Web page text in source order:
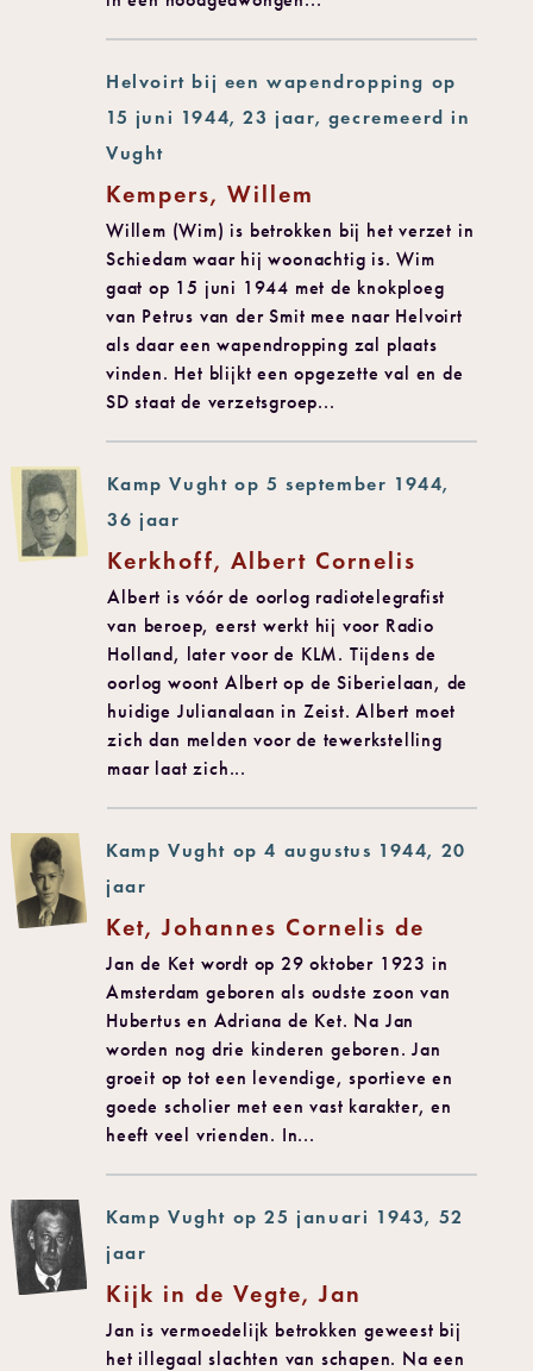
Helvoirt bij een wapendropping op
15 juni 1944, 23 jaar, gecremeerd in
Vught
Kempers, Willem
Willem (Wim) is betrokken bij het verzet in
Schiedam waar hij woonachtig is. Wim
gaat op 15 juni 1944 met de knokploeg
van Petrus van der Smit mee naar Helvoirt
als daar een wapendropping zal plaats
vinden. Het blijkt een opgezette val en de
SD staat de verzetsgroep...
Kamp Vught op 5 september 1944,
36 jaar
Kerkhoff, Albert Cornelis
Albert is vóór de oorlog radiotelegrafist
van beroep, eerst werkt hij voor Radio
Holland, later voor de KLM. Tijdens de
oorlog woont Albert op de Siberielaan, de
huidige Julianalaan in Zeist. Albert moet
zich dan melden voor de tewerkstelling
maar laat zich...
Kamp Vught op 4 augustus 1944, 20
jaar
Ket, Johannes Cornelis de
Jan de Ket wordt op 29 oktober 1923 in
Amsterdam geboren als oudste zoon van
Hubertus en Adriana de Ket. Na Jan
worden nog drie kinderen geboren. Jan
groeit op tot een levendige, sportieve en
goede scholier met een vast karakter, en
heeft veel vrienden. In...
Kamp Vught op 25 januari 1943, 52
jaar
Kijk in de Vegte, Jan
Jan is vermoedelijk betrokken geweest bij
het illegaal slachten van schapen. Na een